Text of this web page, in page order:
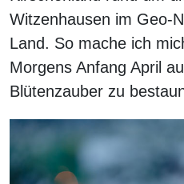
Witzenhausen im Geo-
Land. So mache ich
Morgens Anfang April
Blütenzauber zu